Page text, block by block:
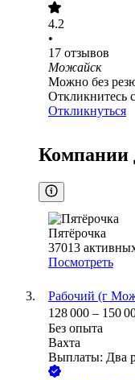
4.2
•
17 отзывов
Можайск
Можно без
Откликнитесь
Откликнуться
Компании
Пятёрочка
37013
Посмотреть
Рабочий (г
128 000 – 150
Без опыта
Вахта
Выплаты: Два